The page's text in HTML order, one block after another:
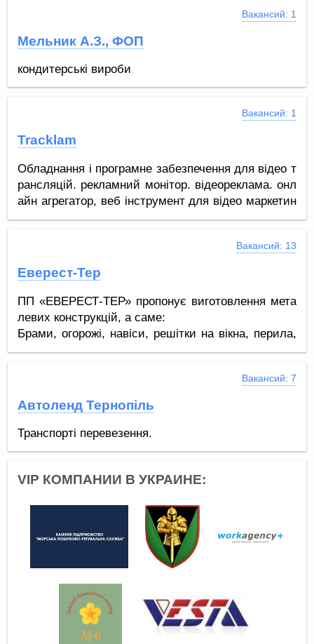
Вакансий: 1
Мельник А.З., ФОП
кондитерські вироби
Вакансий: 1
Tracklam
Обладнання і програмне забезпечення для відео т
рансляцій. рекламний монітор. відеореклама. онл
айн агрегатор, веб інструмент для відео маркетин
гу.
Вакансий: 13
Еверест-Тер
ПП «ЕВЕРЕСТ-ТЕР» пропонує виготовлення мета
левих конструкцій, а саме:
Брами, огорожі, навіси, решітки на вікна, перила,
перила з нержавійки, сходи, гаражні ворота, мета
різні аксесуари, гойдалки, дитячі майданчики.
Меблі та предмети декору з кованими елементам
и:ліжка, крісла, столи, етажерки, лавки,підставки
під квіти. Виробництво кухонних меблів: кухні, ша
Вакансий: 7
Автоленд Тернопіль
Транспорті перевезення.
VIP КОМПАНИИ В УКРАИНЕ: